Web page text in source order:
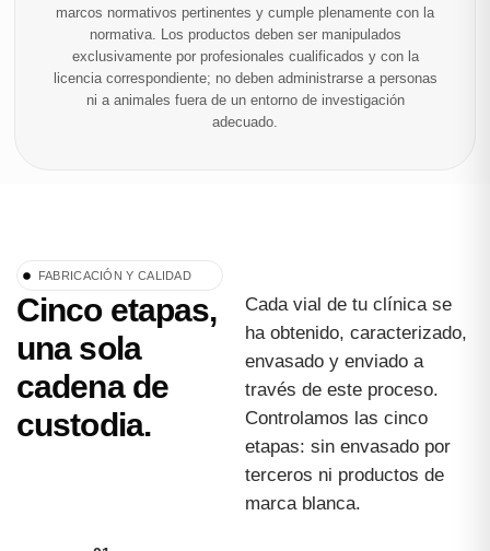
marcos normativos pertinentes y cumple plenamente con la
normativa. Los productos deben ser manipulados
exclusivamente por profesionales cualificados y con la
licencia correspondiente; no deben administrarse a personas
ni a animales fuera de un entorno de investigación
adecuado.
FABRICACIÓN Y CALIDAD
Cinco etapas,
una sola
cadena de
custodia.
Cada vial de tu clínica se
ha obtenido, caracterizado,
envasado y enviado a
través de este proceso.
Controlamos las cinco
etapas: sin envasado por
terceros ni productos de
marca blanca.